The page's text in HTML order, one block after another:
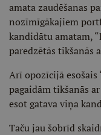
amata zaudēšanas
nozīmīgākajiem
kandidātu amatam,
paredzētās
Arī opozīcijā esošais
pagaidām tikšanās
esot gatava viņa
Taču jau šobrīd